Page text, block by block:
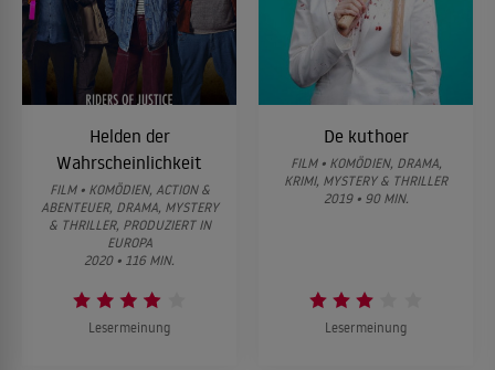
Helden der
Wahrscheinlichkeit
FILM • KOMÖDIEN, ACTION &
ABENTEUER, DRAMA, MYSTERY
& THRILLER, PRODUZIERT IN
EUROPA
2020 • 116 MIN.
Lesermeinung
De kuthoer
FILM • KOMÖDIEN, DRAMA,
KRIMI, MYSTERY & THRILLER
2019 • 90 MIN.
Lesermeinung